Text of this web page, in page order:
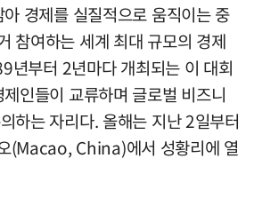
아 경제를 실질적으로 움직이는 중
참여하는 세계 최대 규모의 경제
년부터 2년마다 개최되는 이 대회
인들이 교류하며 글로벌 비즈니
하는 자리다. 올해는 지난 2일부터
(Macao, China)에서 성황리에 열